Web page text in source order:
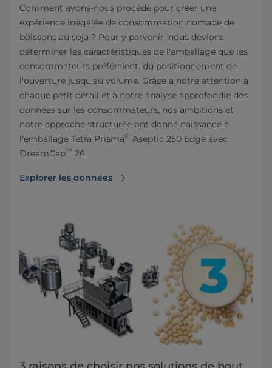
Comment avons-nous procédé pour créer une
expérience inégalée de consommation nomade de
boissons au soja ? Pour y parvenir, nous devions
déterminer les caractéristiques de l'emballage que les
consommateurs préféraient, du positionnement de
l'ouverture jusqu'au volume. Grâce à notre attention à
chaque petit détail et à notre analyse approfondie des
données sur les consommateurs, nos ambitions et
notre approche structurée ont donné naissance à
l'emballage Tetra Prisma® Aseptic 250 Edge avec
DreamCap™ 26.
Explorer les données